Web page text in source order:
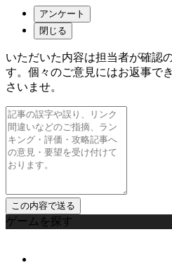
アンケート
閉じる
いただいた内容は担当者が確認
す。個々のご意見にはお返事で
さいませ。
ゲームを探す